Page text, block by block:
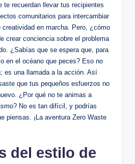
te recuerdan llevar tus recipientes
comunitarios para intercambiar
en marcha. Pero, ¿cómo
crear conciencia sobre el problema
¿Sabías que se espera que, para
en el océano que peces? Eso no
es una llamada a la acción. Así
que tus pequeños esfuerzos no
¿Por qué no te animas a
No es tan difícil, y podrías
piensas. ¡La aventura Zero Waste
del estilo de